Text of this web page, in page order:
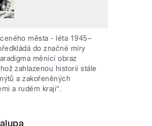
města - léta 1945–
do značné míry
měnící obraz
zahlazenou historii stále
a zakořeněných
a rudém kraji“.